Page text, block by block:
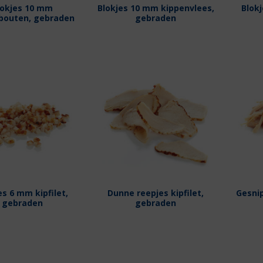
10 mm
gebraden
Blokjes 10 mm kippenvlees,
gebraden
6 mm kipfilet,
gebraden
Dunne reepjes kipfilet,
gebraden